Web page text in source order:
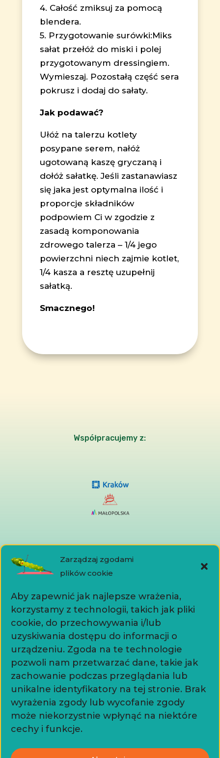
Zarządzaj zgodami
plików cookie
Aby zapewnić jak najlepsze wrażenia,
korzystamy z technologii, takich jak pliki
cookie, do przechowywania i/lub
uzyskiwania dostępu do informacji o
urządzeniu. Zgoda na te technologie
pozwoli nam przetwarzać dane, takie jak
zachowanie podczas przeglądania lub
unikalne identyfikatory na tej stronie. Brak
wyrażenia zgody lub wycofanie zgody
może niekorzystnie wpłynąć na niektóre
cechy i funkcje.
4. Całość zmiksuj za pomocą
blendera.
5. Przygotowanie surówki:Miks
sałat przełóż do miski i polej
przygotowanym dressingiem.
Wymieszaj. Pozostałą część sera
pokrusz i dodaj do sałaty.
Jak podawać?
Ułóż na talerzu kotlety
posypane serem, nałóż
ugotowaną kaszę gryczaną i
dołóż sałatkę. Jeśli zastanawiasz
się jaka jest optymalna ilość i
proporcje składników
podpowiem Ci w zgodzie z
zasadą komponowania
zdrowego talerza – 1/4 jego
powierzchni niech zajmie kotlet,
1/4 kasza a resztę uzupełnij
sałatką.
Smacznego!
Współpracujemy z:
Media
Kontakt
+48518515052
warsztaty.chochla@gmail.com
Dokumenty
Polityka prywatności
Współpraca